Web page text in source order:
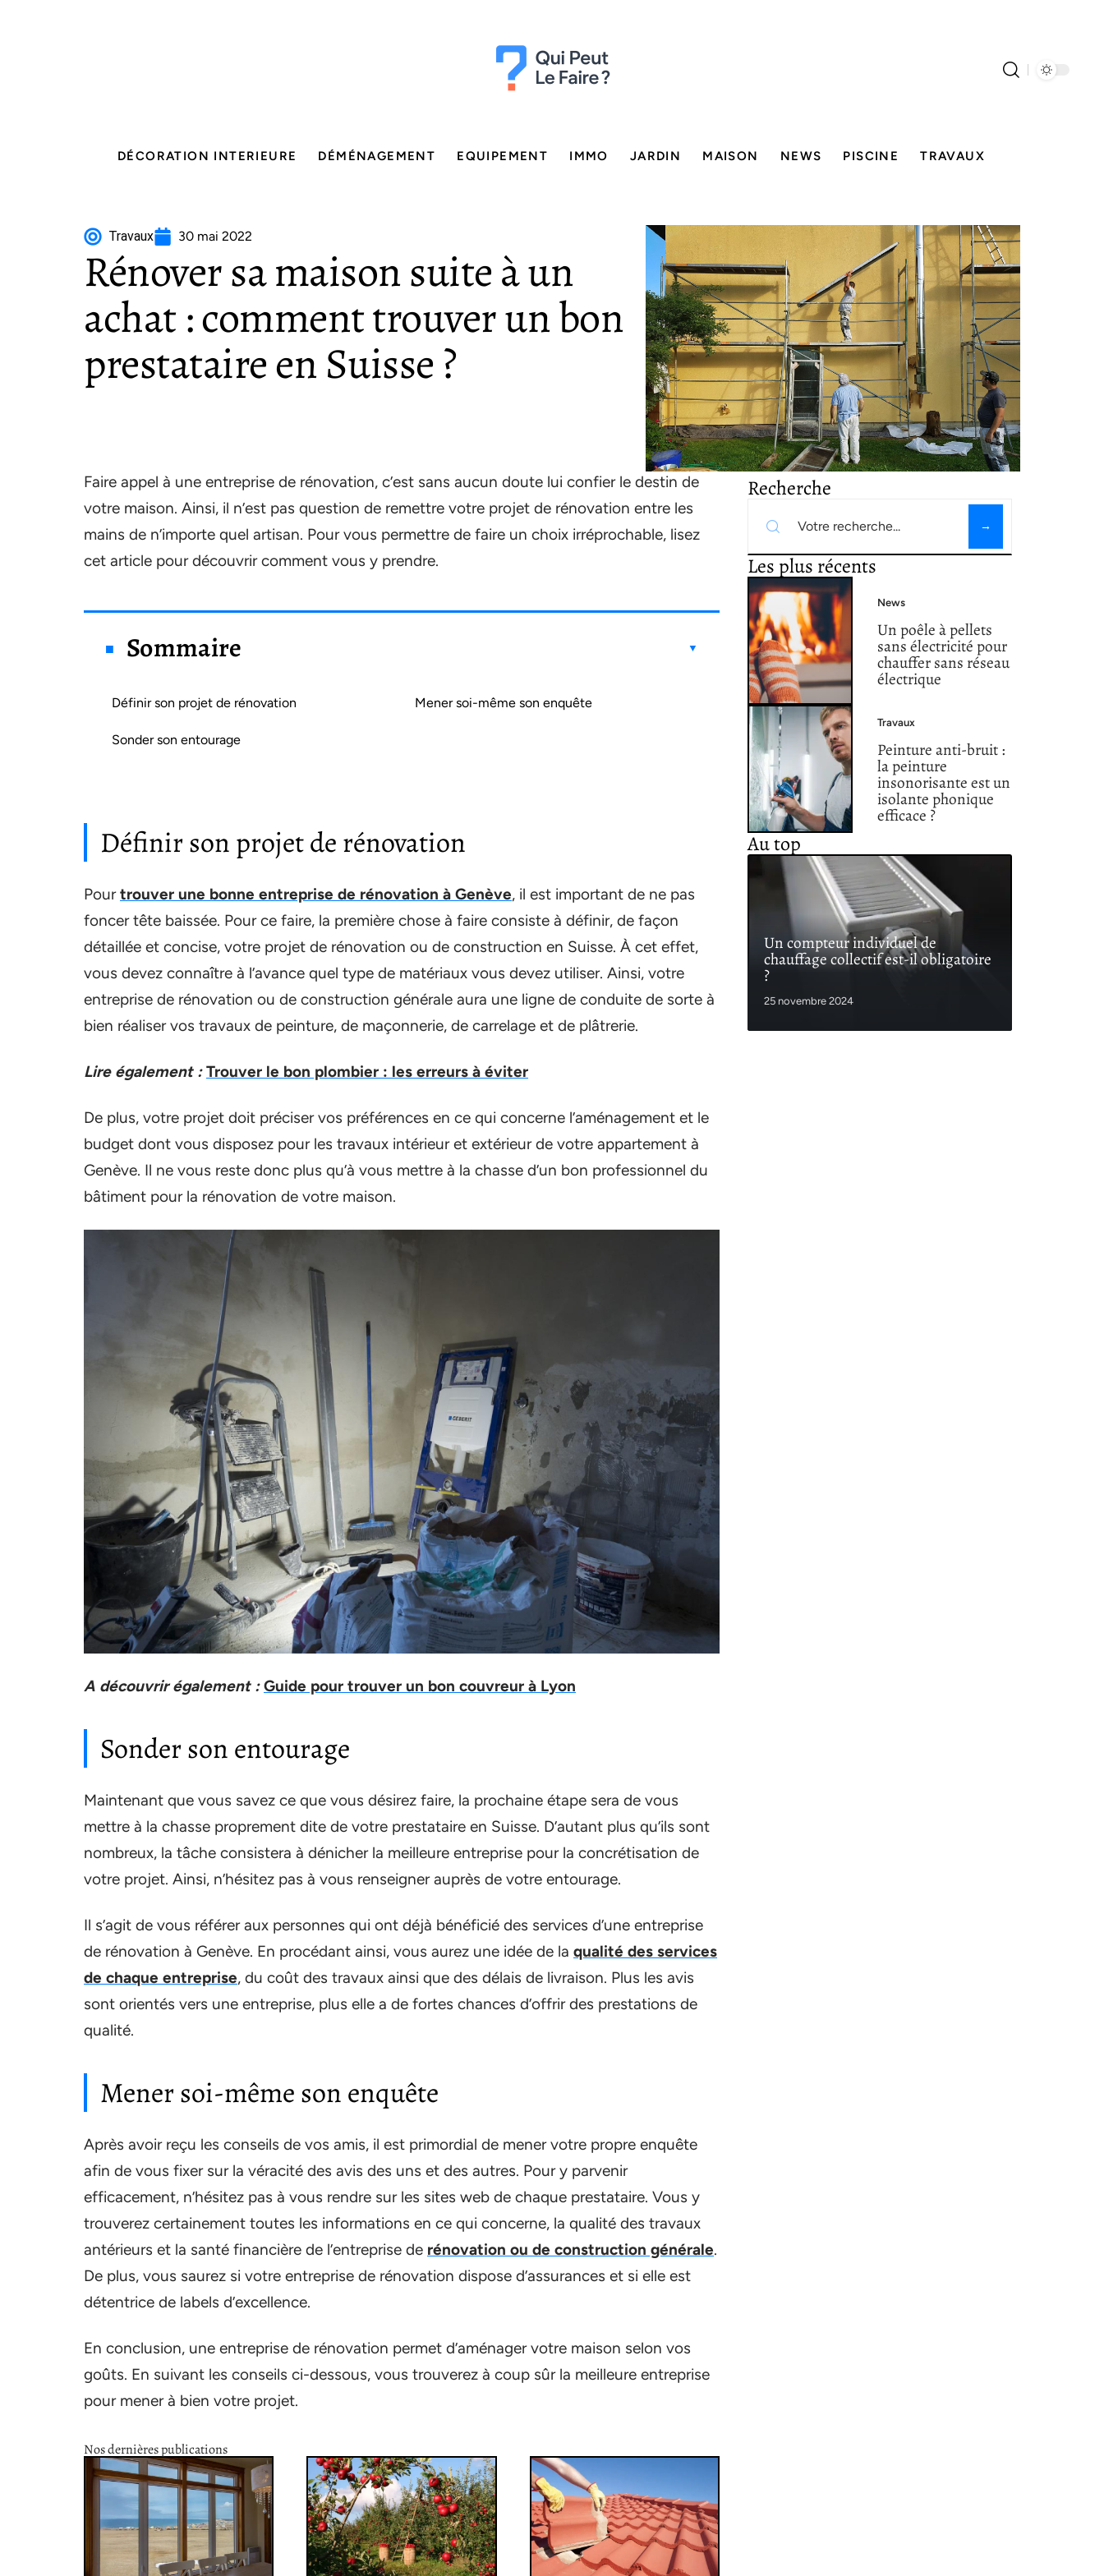
DÉCORATION INTERIEURE DÉMÉNAGEMENT EQUIPEMENT IMMO JARDIN MAISON NEWS PISCINE TRAVAUX
Travaux 30 mai 2022
Rénover sa maison suite à un
achat : comment trouver un bon
prestataire en Suisse ?
Faire appel à une entreprise de rénovation, c’est sans aucun doute lui confier le destin de
votre maison. Ainsi, il n’est pas question de remettre votre projet de rénovation entre les
mains de n’importe quel artisan. Pour vous permettre de faire un choix irréprochable, lisez
cet article pour découvrir comment vous y prendre.
Sommaire
Définir son projet de rénovation
Sonder son entourage
Mener soi-même son enquête
Définir son projet de rénovation
Pourtrouver une bonne entreprise de rénovation à Genève, il est important de ne pas
foncer tête baissée. Pour ce faire, la première chose à faire consiste à définir, de façon
détaillée et concise, votre projet de rénovation ou de construction en Suisse. À cet effet,
vous devez connaître à l’avance quel type de matériaux vous devez utiliser. Ainsi, votre
entreprise de rénovation ou de construction générale aura une ligne de conduite de sorte à
bien réaliser vos travaux de peinture, de maçonnerie, de carrelage et de plâtrerie.
Lire également : Trouver le bon plombier : les erreurs à éviter
De plus, votre projet doit préciser vos préférences en ce qui concerne l’aménagement et le
budget dont vous disposez pour les travaux intérieur et extérieur de votre appartement à
Genève. Il ne vous reste donc plus qu’à vous mettre à la chasse d’un bon professionnel du
bâtiment pour la rénovation de votre maison.
A découvrir également : Guide pour trouver un bon couvreur à Lyon
Sonder son entourage
Maintenant que vous savez ce que vous désirez faire, la prochaine étape sera de vous
mettre à la chasse proprement dite de votre prestataire en Suisse. D’autant plus qu’ils sont
nombreux, la tâche consistera à dénicher la meilleure entreprise pour la concrétisation de
votre projet. Ainsi, n’hésitez pas à vous renseigner auprès de votre entourage.
Il s’agit de vous référer aux personnes qui ont déjà bénéficié des services d’une entreprise
de rénovation à Genève. En procédant ainsi, vous aurez une idée de la qualité des services
de chaque entreprise, du coût des travaux ainsi que des délais de livraison. Plus les avis
sont orientés vers une entreprise, plus elle a de fortes chances d’offrir des prestations de
qualité.
Mener soi-même son enquête
Après avoir reçu les conseils de vos amis, il est primordial de mener votre propre enquête
afin de vous fixer sur la véracité des avis des uns et des autres. Pour y parvenir
efficacement, n’hésitez pas à vous rendre sur les sites web de chaque prestataire. Vous y
trouverez certainement toutes les informations en ce qui concerne, la qualité des travaux
antérieurs et la santé financière de l’entreprise de rénovation ou de construction générale.
De plus, vous saurez si votre entreprise de rénovation dispose d’assurances et si elle est
détentrice de labels d’excellence.
En conclusion, une entreprise de rénovation permet d’aménager votre maison selon vos
goûts. En suivant les conseils ci-dessous, vous trouverez à coup sûr la meilleure entreprise
pour mener à bien votre projet.
Nos dernières publications
Recherche
Les plus récents
News
Un poêle à pellets
sans électricité pour
chauffer sans réseau
électrique
Travaux
Peinture anti-bruit :
la peinture
insonorisante est un
isolante phonique
efficace ?
Au top
Un compteur individuel de
chauffage collectif est-il obligatoire
?
25 novembre 2024